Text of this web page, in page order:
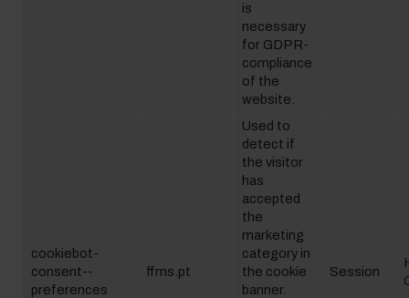
is
necessary
for GDPR-
compliance
of the
website.
cookiebot-
consent--
preferences
ffms.pt
Used to
detect if
the visitor
has
accepted
the
marketing
category in
the cookie
banner.
Session